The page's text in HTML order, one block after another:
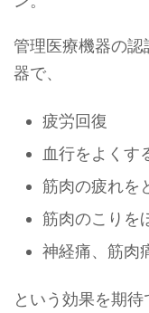
管理医療機器の
器で、
疲労回復
血行をよくす
筋肉の疲れを
筋肉のこりを
神経痛、筋肉
という効果を期待